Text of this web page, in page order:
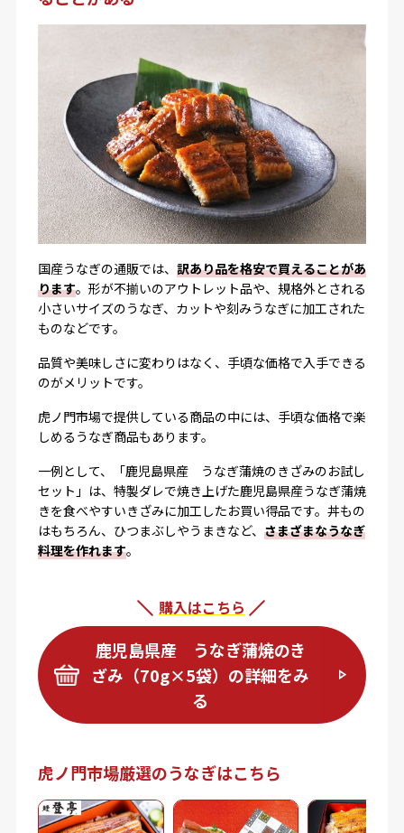
国産うなぎの通販では、 訳あり品を格安で買えることがあ
ります。形が不揃いのアウトレット品や、規格外とされる
小さいサイズのうなぎ、カットや刻みうなぎに加工された
ものなどです。
品質や美味しさに変わりはなく、手頃な価格で入手できる
のがメリットです。
虎ノ門市場で提供している商品の中には、手頃な価格で楽
しめるうなぎ商品もあります。
一例として、「鹿児島県産 うなぎ蒲焼のきざみのお試し
セット」は、特製ダレで焼き上げた鹿児島県産うなぎ蒲焼
きを食べやすいきざみに加工したお買い得品です。丼もの
はもちろん、ひつまぶしやうまきなど、 さまざまなうなぎ
料理を作れます。
購入はこちら
鹿児島県産 うなぎ蒲焼のき
ざみ（70g×5袋）の詳細をみ
る
虎ノ門市場厳選のうなぎはこちら